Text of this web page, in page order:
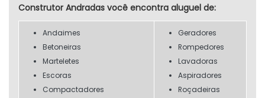
Construtor Andradas você encontra aluguel de:
Andaimes
Betoneiras
Marteletes
Escoras
Compactadores
Geradores
Rompedores
Lavadoras
Aspiradores
Roçadeiras